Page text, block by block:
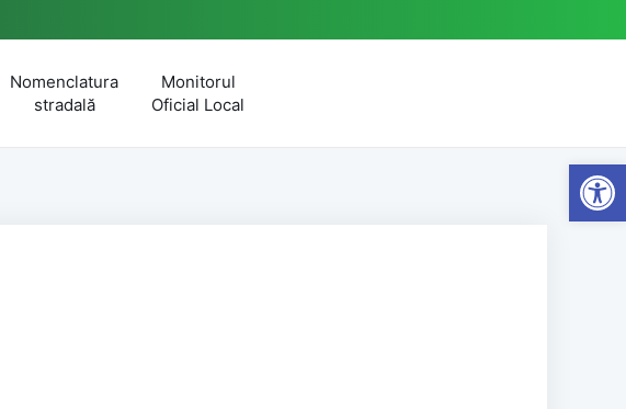
Nomenclatura
stradală
Monitorul
Oficial Local